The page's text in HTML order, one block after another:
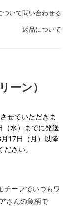
ついて問い合わせる
返品について
ーン）
せていただきま
（水）までに発送
17日（月）以降
さい。
チーフでいつもワ
さんの魚柄で